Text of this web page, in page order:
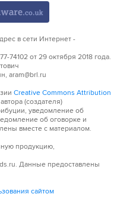
в сети Интернет -
74102 от 29 октября 2018 года.
aram@brl.ru
Creative Commons Attribution
(создателя)
уведомление об
об оговорке и
вместе с материалом.
продукцию,
Данные предоставлены
сайтом